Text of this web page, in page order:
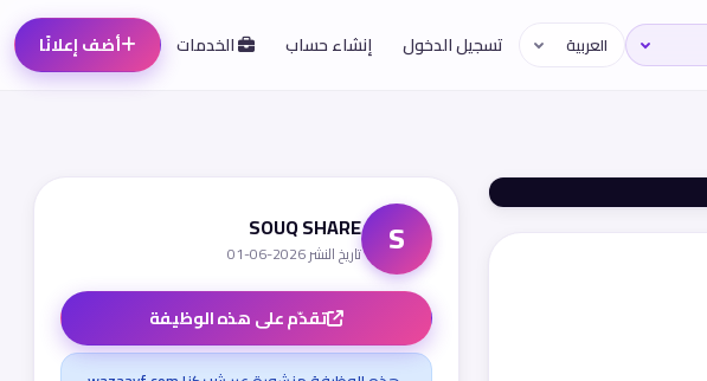
تسجيل الدخول إنشاء حساب الخدمات أضف إعلانًا
S
SOUQ SHARE
تاريخ النشر 2026-06-01
تقدّم على هذه الوظيفة